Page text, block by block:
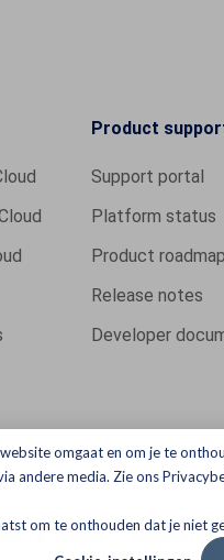
omgaat en om je te
andere media. Zie ons
om te onthouden dat je niet
Product
Support portal
Platform status
Product roadmap
Release notes
Developer
& cookies General